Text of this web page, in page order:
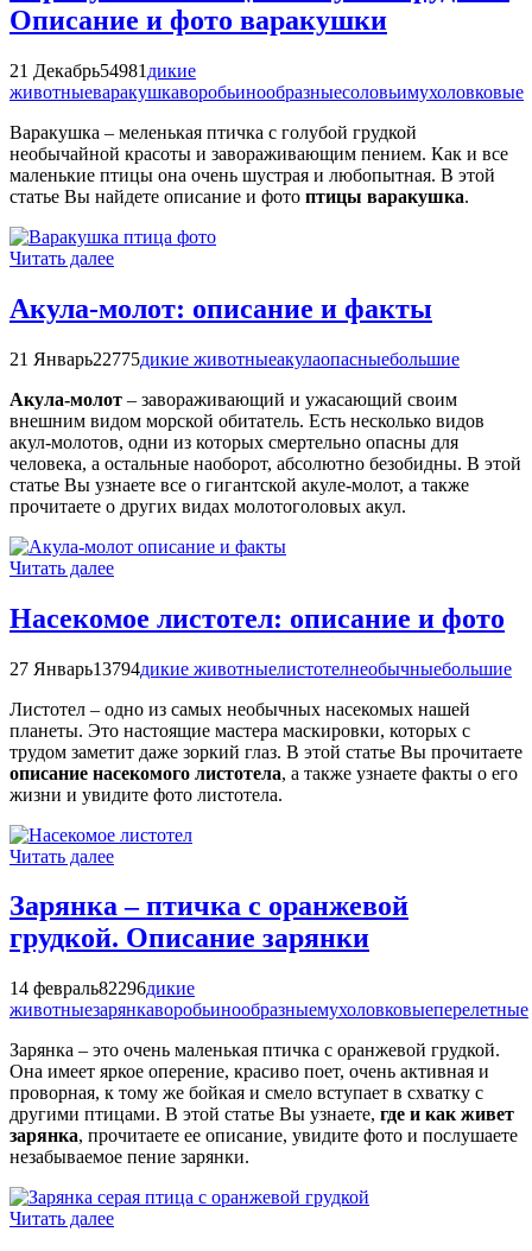
Описание и фото варакушки
21 Декабрь54981 дикие
животныеваракушкаворобьинообразныесоловьимухоловковые
Варакушка – меленькая птичка с голубой грудкой
необычайной красоты и завораживающим пением. Как и все
маленькие птицы она очень шустрая и любопытная. В этой
статье Вы найдете описание и фото птицы варакушка.
Читать далее
Акула-молот: описание и факты
21 Январь22775дикие животныеакулаопасныебольшие
Акула-молот – завораживающий и ужасающий своим
внешним видом морской обитатель. Есть несколько видов
акул-молотов, одни из которых смертельно опасны для
человека, а остальные наоборот, абсолютно безобидны. В этой
статье Вы узнаете все о гигантской акуле-молот, а также
прочитаете о других видах молотоголовых акул.
Читать далее
Насекомое листотел: описание и фото
27 Январь13794дикие животныелистотелнеобычныебольшие
Листотел – одно из самых необычных насекомых нашей
планеты. Это настоящие мастера маскировки, которых с
трудом заметит даже зоркий глаз. В этой статье Вы прочитаете
описание насекомого листотела, а также узнаете факты о его
жизни и увидите фото листотела.
Читать далее
Зарянка – птичка с оранжевой
грудкой. Описание зарянки
14 февраль82296дикие
животныезарянкаворобьинообразныемухоловковыеперелетные
Зарянка – это очень маленькая птичка с оранжевой грудкой.
Она имеет яркое оперение, красиво поет, очень активная и
проворная, к тому же бойкая и смело вступает в схватку с
другими птицами. В этой статье Вы узнаете, где и как живет
зарянка, прочитаете ее описание, увидите фото и послушаете
незабываемое пение зарянки.
Читать далее